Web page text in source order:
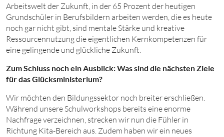
Arbeitswelt der Zukunft, in der 65 Prozent der heutigen
Grundschüler in Berufsbildern arbeiten werden, die es heute
noch gar nicht gibt, sind mentale Stärke und kreative
Ressourcennutzung die eigentlichen Kernkompetenzen für
eine gelingende und glückliche Zukunft.
Zum Schluss noch ein Ausblick: Was sind die nächsten Ziele
für das Glücksministerium?
Wir möchten den Bildungssektor noch breiter erschließen.
Während unsere Schulworkshops bereits eine enorme
Nachfrage verzeichnen, strecken wir nun die Fühler in
Richtung Kita-Bereich aus. Zudem haben wir ein neues